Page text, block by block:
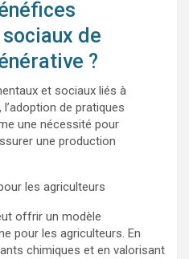
de
?
et sociaux liés à
de pratiques
une nécessité pour
une production
les agriculteurs
offrir un modèle
pour les agriculteurs. En
chimiques et en valorisant